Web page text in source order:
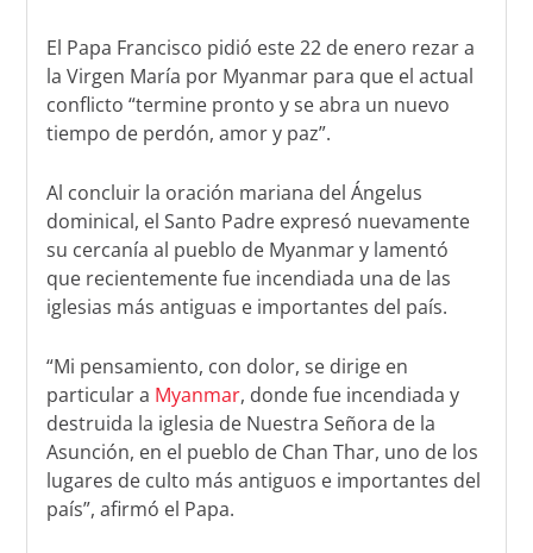
El Papa Francisco pidió este 22 de enero rezar a
la Virgen María por Myanmar para que el actual
conflicto “termine pronto y se abra un nuevo
tiempo de perdón, amor y paz”.
Al concluir la oración mariana del Ángelus
dominical, el Santo Padre expresó nuevamente
su cercanía al pueblo de Myanmar y lamentó
que recientemente fue incendiada una de las
iglesias más antiguas e importantes del país.
“Mi pensamiento, con dolor, se dirige en
particular a Myanmar, donde fue incendiada y
destruida la iglesia de Nuestra Señora de la
Asunción, en el pueblo de Chan Thar, uno de los
lugares de culto más antiguos e importantes del
país”, afirmó el Papa.